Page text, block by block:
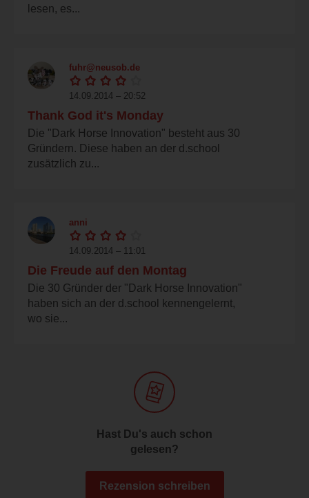
lesen, es...
fuhr@neusob.de
14.09.2014 – 20:52
Thank God it's Monday
Die "Dark Horse Innovation" besteht aus 30
Gründern. Diese haben an der d.school
zusätzlich zu...
anni
14.09.2014 – 11:01
Die Freude auf den Montag
Die 30 Gründer der "Dark Horse Innovation"
haben sich an der d.school kennengelernt,
wo sie...
Hast Du's auch schon
gelesen?
Rezension schreiben